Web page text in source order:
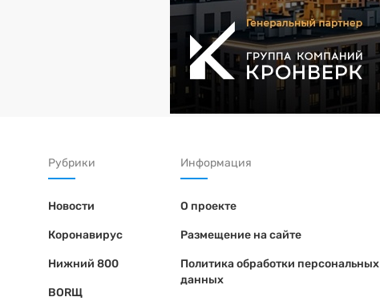
Рубрики
Новости
Коронавирус
Нижний 800
BORЩ
Информация
О проекте
Размещение на сайте
Политика обработки персональных
данных